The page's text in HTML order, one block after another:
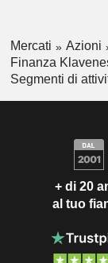
Mercati Azioni
Finanza
Segmenti di
+ di 20
al tuo